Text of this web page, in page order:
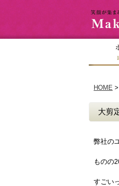
HOME >
大剪
弊社の
ものの
すごい